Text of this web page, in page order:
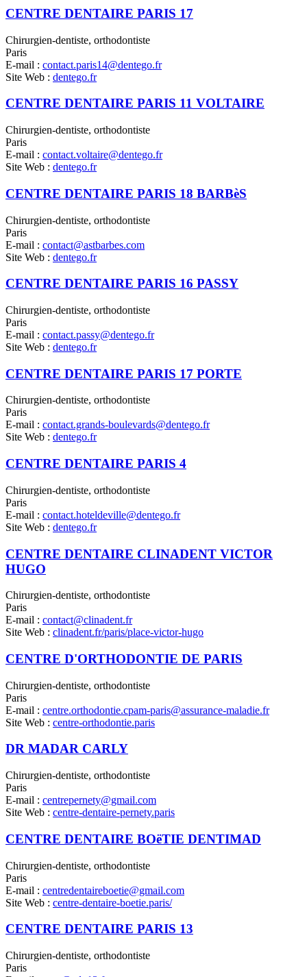
CENTRE DENTAIRE PARIS 17
Chirurgien-dentiste, orthodontiste
Paris
E-mail : contact.paris14@dentego.fr
Site Web : dentego.fr
CENTRE DENTAIRE PARIS 11 VOLTAIRE
Chirurgien-dentiste, orthodontiste
Paris
E-mail : contact.voltaire@dentego.fr
Site Web : dentego.fr
CENTRE DENTAIRE PARIS 18 BARBèS
Chirurgien-dentiste, orthodontiste
Paris
E-mail : contact@astbarbes.com
Site Web : dentego.fr
CENTRE DENTAIRE PARIS 16 PASSY
Chirurgien-dentiste, orthodontiste
Paris
E-mail : contact.passy@dentego.fr
Site Web : dentego.fr
CENTRE DENTAIRE PARIS 17 PORTE
Chirurgien-dentiste, orthodontiste
Paris
E-mail : contact.grands-boulevards@dentego.fr
Site Web : dentego.fr
CENTRE DENTAIRE PARIS 4
Chirurgien-dentiste, orthodontiste
Paris
E-mail : contact.hoteldeville@dentego.fr
Site Web : dentego.fr
CENTRE DENTAIRE CLINADENT VICTOR
HUGO
Chirurgien-dentiste, orthodontiste
Paris
E-mail : contact@clinadent.fr
Site Web : clinadent.fr/paris/place-victor-hugo
CENTRE D'ORTHODONTIE DE PARIS
Chirurgien-dentiste, orthodontiste
Paris
E-mail : centre.orthodontie.cpam-paris@assurance-maladie.fr
Site Web : centre-orthodontie.paris
DR MADAR CARLY
Chirurgien-dentiste, orthodontiste
Paris
E-mail : centrepernety@gmail.com
Site Web : centre-dentaire-pernety.paris
CENTRE DENTAIRE BOëTIE DENTIMAD
Chirurgien-dentiste, orthodontiste
Paris
E-mail : centredentaireboetie@gmail.com
Site Web : centre-dentaire-boetie.paris/
CENTRE DENTAIRE PARIS 13
Chirurgien-dentiste, orthodontiste
Paris